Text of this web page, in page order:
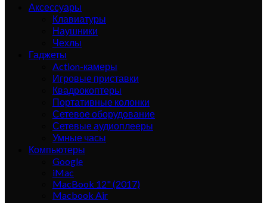
Аксессуары
Клавиатуры
Наушники
Чехлы
Гаджеты
Action-камеры
Игровые приставки
Квадрокоптеры
Портативные колонки
Сетевое оборудование
Сетевые аудиоплееры
Умные часы
Компьютеры
Google
iMac
MacBook 12" (2017)
Macbook Air